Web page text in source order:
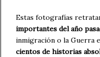
Estas fotografías
importantes del año
inmigración o la Guerra
cientos de historias